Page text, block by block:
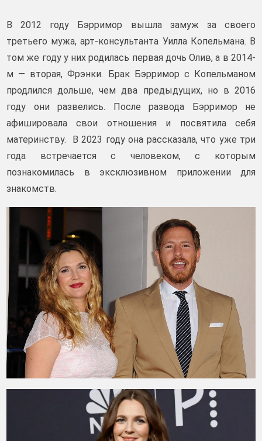
В 2012 году Бэрримор вышла замуж за своего
третьего мужа, арт-консультанта Уилла Копельмана. В
том же году у них родилась первая дочь Олив, а в 2014-
м — вторая, Фрэнки. Брак Бэрримор с Копельманом
продлился дольше, чем два предыдущих, но в 2016
году они развелись. После развода Бэрримор не
афишировала свои отношения и посвятила себя
материнству. В 2023 году она рассказала, что уже три
года встречается с человеком, с которым
познакомилась в эксклюзивном приложении для
знакомств.